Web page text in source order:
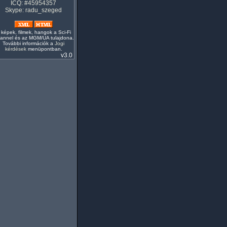
ICQ: #45954357
Skype: radu_szeged
képek, filmek, hangok a Sci-Fi
és az MGM/UA tulajdona.
További információk a Jogi
kérdésekmenüpontban.
v3.0